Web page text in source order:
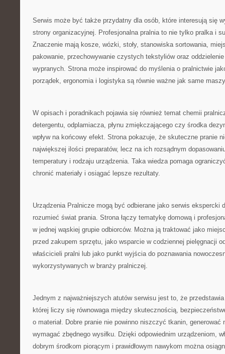
Serwis może być także przydatny dla osób, które interesują się
strony organizacyjnej. Profesjonalna pralnia to nie tylko pralka i
Znaczenie mają kosze, wózki, stoły, stanowiska sortowania,
pakowanie, przechowywanie czystych tekstyliów oraz
wypranych. Strona może inspirować do myślenia o pralnictwie
porządek, ergonomia i logistyka są równie ważne jak same
W opisach i poradnikach pojawia się również temat chemii
detergentu, odplamiacza, płynu zmiękczającego czy środka
wpływ na końcowy efekt. Strona pokazuje, że skuteczne pranie
największej ilości preparatów, lecz na ich rozsądnym
temperatury i rodzaju urządzenia. Taka wiedza pomaga
chronić materiały i osiągać lepsze rezultaty.
Urządzenia Pralnicze mogą być odbierane jako serwis ekspercki
rozumieć świat prania. Strona łączy tematykę domową i
w jednej wąskiej grupie odbiorców. Można ją traktować jako
przed zakupem sprzętu, jako wsparcie w codziennej pielęgnacji
właścicieli pralni lub jako punkt wyjścia do poznawania
wykorzystywanych w branży pralniczej.
Jednym z najważniejszych atutów serwisu jest to, że
której liczy się równowaga między skutecznością,
o materiał. Dobre pranie nie powinno niszczyć tkanin, generować
wymagać zbędnego wysiłku. Dzięki odpowiednim urządzeniom,
dobrym środkom piorącym i prawidłowym nawykom można